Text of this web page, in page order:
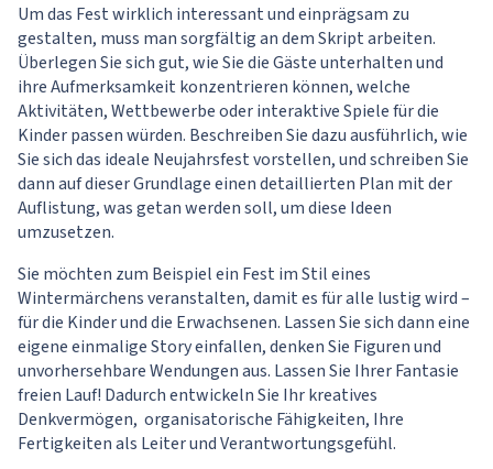
Um das Fest wirklich interessant und einprägsam zu
gestalten, muss man sorgfältig an dem Skript arbeiten.
Überlegen Sie sich gut, wie Sie die Gäste unterhalten und
ihre Aufmerksamkeit konzentrieren können, welche
Aktivitäten, Wettbewerbe oder interaktive Spiele für die
Kinder passen würden. Beschreiben Sie dazu ausführlich, wie
Sie sich das ideale Neujahrsfest vorstellen, und schreiben Sie
dann auf dieser Grundlage einen detaillierten Plan mit der
Auflistung, was getan werden soll, um diese Ideen
umzusetzen.
Sie möchten zum Beispiel ein Fest im Stil eines
Wintermärchens veranstalten, damit es für alle lustig wird –
für die Kinder und die Erwachsenen. Lassen Sie sich dann eine
eigene einmalige Story einfallen, denken Sie Figuren und
unvorhersehbare Wendungen aus. Lassen Sie Ihrer Fantasie
freien Lauf! Dadurch entwickeln Sie Ihr kreatives
Denkvermögen, organisatorische Fähigkeiten, Ihre
Fertigkeiten als Leiter und Verantwortungsgefühl.